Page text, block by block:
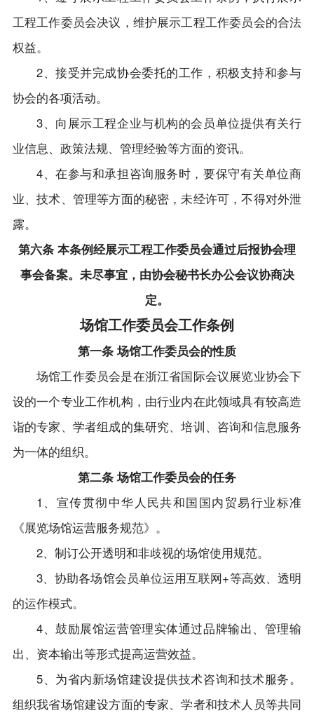
工程工作委员会决议，维护展示工程工作委员会的合法
权益。
2、接受并完成协会委托的工作，积极支持和参与
协会的各项活动。
3、向展示工程企业与机构的会员单位提供有关行
业信息、政策法规、管理经验等方面的资讯。
4、在参与和承担咨询服务时，要保守有关单位商
业、技术、管理等方面的秘密，未经许可，不得对外泄
露。
第六条 本条例经展示工程工作委员会通过后报协会理
事会备案。未尽事宜，由协会秘书长办公会议协商决
定。
场馆工作委员会工作条例
第一条 场馆工作委员会的性质
场馆工作委员会是在浙江省国际会议展览业协会下
设的一个专业工作机构，由行业内在此领域具有较高造
诣的专家、学者组成的集研究、培训、咨询和信息服务
为一体的组织。
第二条 场馆工作委员会的任务
1、宣传贯彻中华人民共和国国内贸易行业标准
《展览场馆运营服务规范》。
2、制订公开透明和非歧视的场馆使用规范。
3、协助各场馆会员单位运用互联网+等高效、透明
的运作模式。
4、鼓励展馆运营管理实体通过品牌输出、管理输
出、资本输出等形式提高运营效益。
5、为省内新场馆建设提供技术咨询和技术服务。
组织我省场馆建设方面的专家、学者和技术人员等共同